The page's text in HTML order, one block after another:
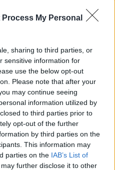
Process My Personal
sharing to third parties, or
sensitive information for
use the below opt-out
Please note that after your
may continue seeing
information utilized by
to third parties prior to
opt-out of the further
by third parties on the
This information may
parties on the IAB’s List of
further disclose it to other